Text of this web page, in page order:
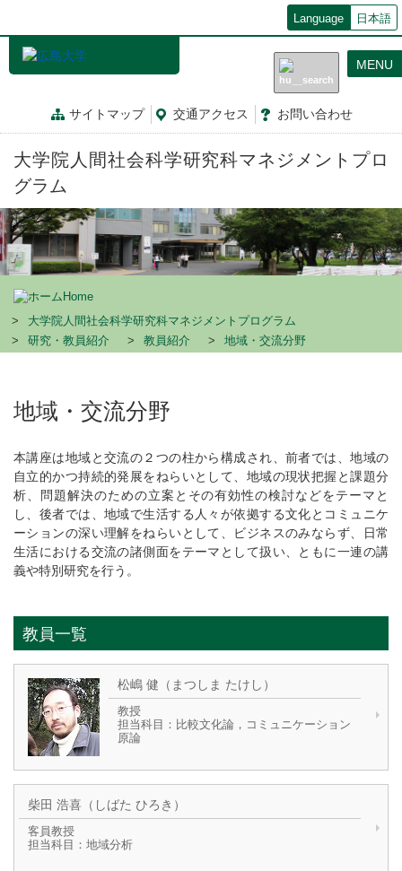
Language 日本語
サイトマップ 交通アクセス お問い合わせ
MENU
大学院人間社会科学研究科マネジメントプロ
グラム
Home
大学院人間社会科学研究科マネジメントプログラム
研究・教員紹介
教員紹介 地域・交流分野
地域・交流分野
本講座は地域と交流の２つの柱から構成され、前者では、地域の
自立的かつ持続的発展をねらいとして、地域の現状把握と課題分
析、問題解決のための立案とその有効性の検討などをテーマと
し、後者では、地域で生活する人々が依拠する文化とコミュニケ
ーションの深い理解をねらいとして、ビジネスのみならず、日常
生活における交流の諸側面をテーマとして扱い、ともに一連の講
義や特別研究を行う。
教員一覧
松嶋 健（まつしま たけし）
教授
担当科目：比較文化論，コミュニケーション
原論
柴田 浩喜（しばた ひろき）
客員教授
担当科目：地域分析